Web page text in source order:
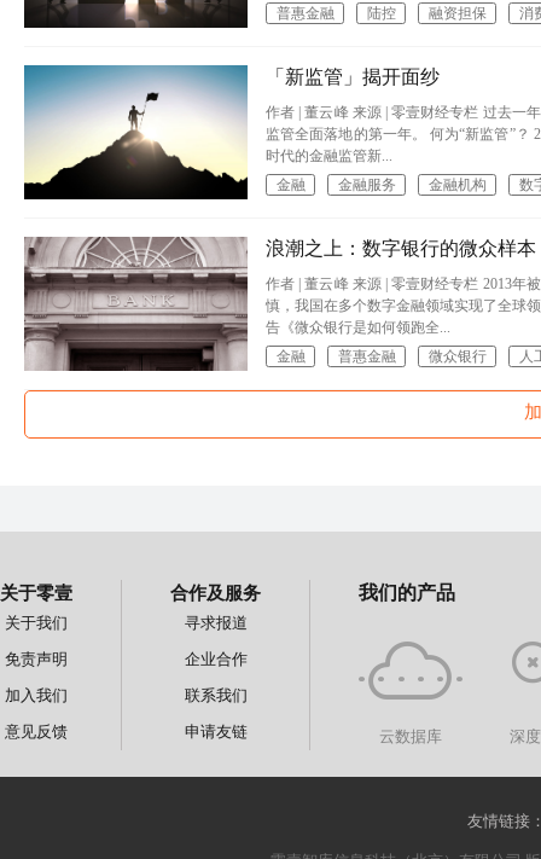
普惠金融
陆控 融资担保 消
「新监管」揭开面纱
作者 | 董云峰 来源 | 零壹财经专栏 过去一
监管全面落地的第一年。 何为“新监管”？
时代的金融监管新...
金融
金融服务 金融机构 数
浪潮之上：数字银行的微众样本
作者 | 董云峰 来源 | 零壹财经专栏 2013年
慎，我国在多个数字金融领域实现了全球
告《微众银行是如何领跑全...
金融
普惠金融 微众银行 人
关于零壹
关于我们
免责声明
加入我们
意见反馈
合作及服务
寻求报道
企业合作
联系我们
申请友链
我们的产品
云数据库 深
友情链接